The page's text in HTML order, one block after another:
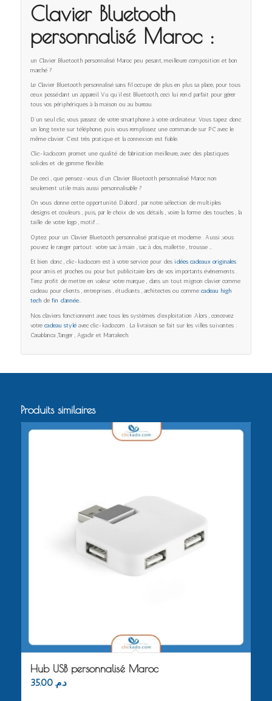
Clavier Bluetooth
personnalisé Maroc :
un Clavier Bluetooth personnalisé Maroc peu pesant, meilleure composition et bon
marché ?
Le Clavier Bluetooth personnalisé sans fil occupe de plus en plus sa place, pour tous
ceux possédant un appareil. Vu qu’il est Bluetooth, ceci lui rend parfait pour gérer
tous vos périphériques à la maison ou au bureau.
D’un seul clic, vous passez de votre smartphone à votre ordinateur. Vous tapez donc
un long texte sur téléphone, puis vous remplissez une commande sur PC avec le
même clavier. C’est très pratique et la connexion est fiable.
Clic-kado.com promet une qualité de fabrication meilleure, avec des plastiques
solides et de gomme flexible.
De ceci , que pensez-vous d’un Clavier Bluetooth personnalisé Maroc non
seulement utile mais aussi personnalisable ?
On vous donne cette opportunité. D’abord , par notre sélection de multiples
designs et couleurs , puis, par le choix de vos détails , voire la forme des touches , la
taille de votre logo , motif …
Optez pour un Clavier Bluetooth personnalisé pratique et moderne . Aussi ,vous
pouvez le ranger partout: votre sac à main , sac à dos, mallette , trousse …
Et bien donc , clic-kado.com est à votre service pour desidées cadeaux originales
pour amis et proches ou pour but publicitaire lors de vos importants évènements .
Tirez profit de mettre en valeur votre marque , dans un tout mignon clavier comme
cadeau pour clients , entreprises , étudiants , architectes ou comme cadeau high
techdefin d’année…
Nos claviers fonctionnent avec tous les systèmes d’exploitation .Alors , concevez
votre cadeau styléavec clic-kado.com . La livraison se fait sur les villes suivantes :
Casablanca ,Tanger , Agadir et Marrakech.
Produits similaires
Hub USB personnalisé Maroc
د.م. 35.00